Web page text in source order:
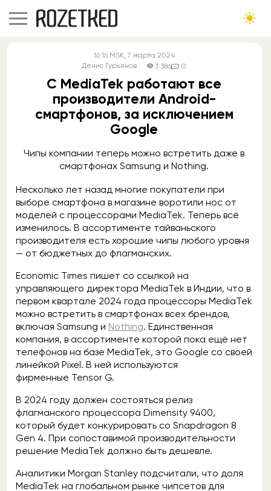
16:16 MSK, 7 марта 2024
Денис Гурьянов
3 386 0
С MediaTek работают все
производители Android-
смартфонов, за исключением
Google
Чипы компании теперь можно встретить даже в
смартфонах Samsung и Nothing.
Несколько лет назад многие покупатели при
выборе смартфона в магазине воротили нос от
моделей с процессорами MediaTek. Теперь всё
изменилось. В ассортименте тайваньского
производителя есть хорошие чипы любого уровня
— от бюджетных до флагманских.
Economic Times пишет со ссылкой на
управляющего директора MediaTek в Индии, что в
первом квартале 2024 года процессоры MediaTek
можно встретить в смартфонах всех брендов,
включая Samsung и Nothing. Единственная
компания, в ассортименте которой пока ещё нет
телефонов на базе MediaTek, это Google со своей
линейкой Pixel. В ней используются
фирменные Tensor G.
В 2024 году должен состояться релиз
флагманского процессора Dimensity 9400,
который будет конкурировать со Snapdragon 8
Gen 4. При сопоставимой производительности
решение MediaTek должно быть дешевле.
Аналитики Morgan Stanley подсчитали, что доля
MediaTek на глобальном рынке чипсетов для